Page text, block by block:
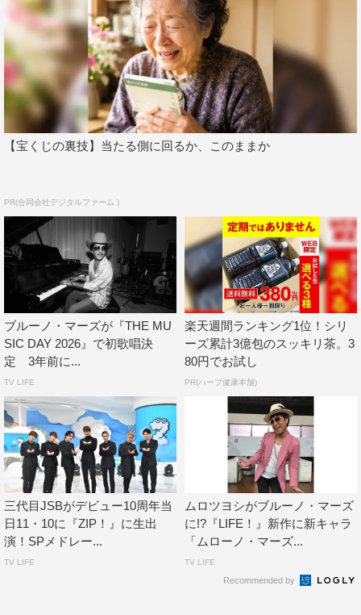
【宝くじの裏技】当たる側に回るか、このままか
PR(合同会社デジタルファーム )
ブルーノ・マーズが『THE MU
SIC DAY 2026』で初歌唱決
定 3年前に...
TV LIFE
楽天週間ランキング1位！シリ
ーズ累計3億包のスッキリ茶。3
80円でお試し
PR(ハーブ健康本舗)
三代目JSBがデビュー10周年当
日11・10に『ZIP！』に生出
演！SPメドレー...
TV LIFE
ムロツヨシがブルーノ・マーズ
に!?『LIFE！』新作に新キャラ
「ムローノ・マーズ...
TV LIFE
Recommended by